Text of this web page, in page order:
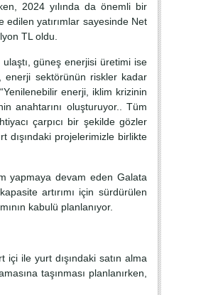
2024 yılında da önemli bir
edilen yatırımlar sayesinde Net
TL oldu.
güneş enerjisi üretimi ise
enerji sektörünün riskler kadar
enerji, iklim krizinin
anahtarını oluşturuyor.. Tüm
çarpıcı bir şekilde gözler
dışındaki projelerimizle birlikte
yapmaya devam eden Galata
artırımı için sürdürülen
kabulü planlanıyor.
içi ile yurt dışındaki satın alma
taşınması planlanırken,